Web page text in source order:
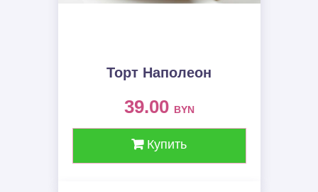
Торт Наполеон
39.00 BYN
Купить